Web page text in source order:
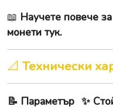
📖 Научете повече
монети тук.
📐 Технически
📝 Параметър ✨